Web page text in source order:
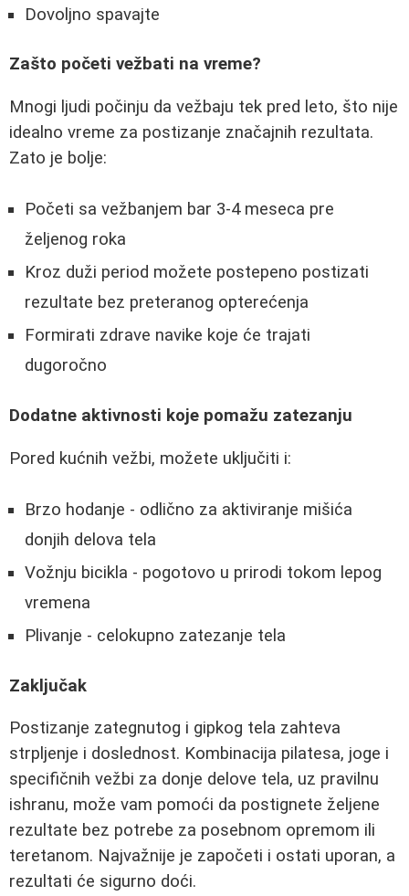
Dovoljno spavajte
Zašto početi vežbati na vreme?
Mnogi ljudi počinju da vežbaju tek pred leto, što nije
idealno vreme za postizanje značajnih rezultata.
Zato je bolje:
Početi sa vežbanjem bar 3-4 meseca pre
željenog roka
Kroz duži period možete postepeno postizati
rezultate bez preteranog opterećenja
Formirati zdrave navike koje će trajati
dugoročno
Dodatne aktivnosti koje pomažu zatezanju
Pored kućnih vežbi, možete uključiti i:
Brzo hodanje - odlično za aktiviranje mišića
donjih delova tela
Vožnju bicikla - pogotovo u prirodi tokom lepog
vremena
Plivanje - celokupno zatezanje tela
Zaključak
Postizanje zategnutog i gipkog tela zahteva
strpljenje i doslednost. Kombinacija pilatesa, joge i
specifičnih vežbi za donje delove tela, uz pravilnu
ishranu, može vam pomoći da postignete željene
rezultate bez potrebe za posebnom opremom ili
teretanom. Najvažnije je započeti i ostati uporan, a
rezultati će sigurno doći.